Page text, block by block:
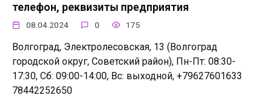
телефон, реквизиты предприятия
08.04.2024 0 175
Волгоград, Электролесовская, 13 (Волгоград
городской округ, Советский район), Пн-Пт: 08:30-
17:30, Сб: 09:00-14:00, Вс: выходной, +79627601633
78442252650